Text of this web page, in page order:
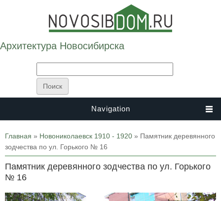
Архитектура Новосибирска
Navigation
Вы здесь
Главная » Новониколаевск 1910 - 1920 » Памятник деревянного
зодчества по ул. Горького № 16
Памятник деревянного зодчества по ул. Горького
№ 16